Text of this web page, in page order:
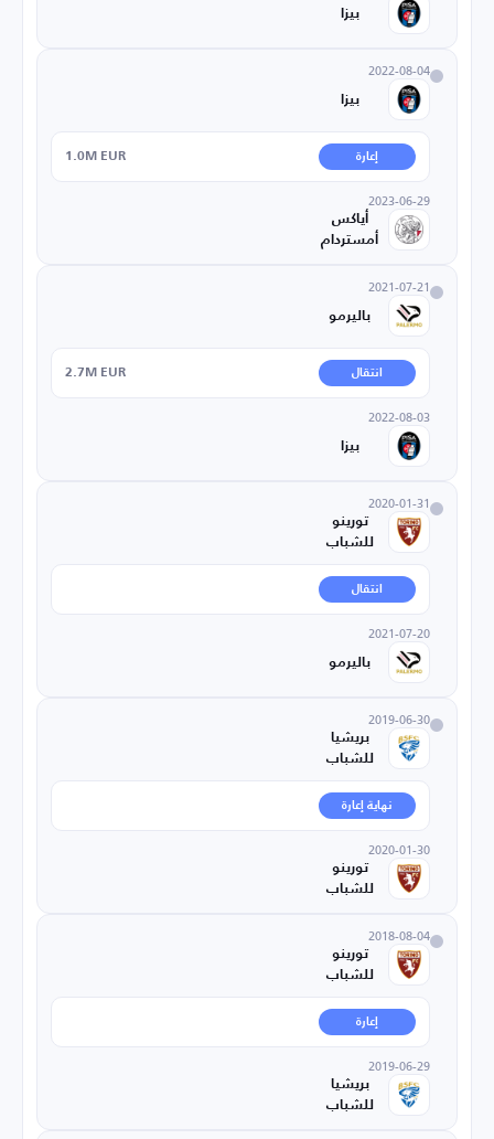
بيزا
2022-08-04
بيزا
إعارة 1.0M EUR
2023-06-29
أياكس
أمستردام
2021-07-21
باليرمو
انتقال 2.7M EUR
2022-08-03
بيزا
2020-01-31
تورينو
للشباب
انتقال
2021-07-20
باليرمو
2019-06-30
بريشيا
للشباب
نهاية إعارة
2020-01-30
تورينو
للشباب
2018-08-04
تورينو
للشباب
إعارة
2019-06-29
بريشيا
للشباب